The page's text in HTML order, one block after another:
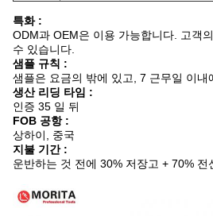
특화 :
ODM과 OEM은 이용 가능합니다. 고객
수 있습니다.
샘플 규칙 :
샘플은 요금의 밖에 있고, 7 근무일 이내
생산 리딩 타임 :
인증 35 일 뒤
FOB 공항 :
상하이, 중국
지불 기간 :
운반하는 것 전에 30% 저장고 + 70% 전